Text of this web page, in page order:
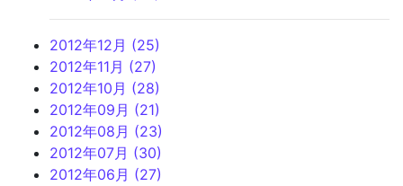
2012年12月 (25)
2012年11月 (27)
2012年10月 (28)
2012年09月 (21)
2012年08月 (23)
2012年07月 (30)
2012年06月 (27)